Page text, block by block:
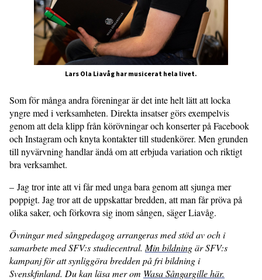
Lars Ola Liavåg har musicerat hela livet.
Som för många andra föreningar är det inte helt lätt att locka
yngre med i verksamheten. Direkta insatser görs exempelvis
genom att dela klipp från körövningar och konserter på Facebook
och Instagram och knyta kontakter till studenkörer. Men grunden
till nyvärvning handlar ändå om att erbjuda variation och riktigt
bra verksamhet.
– Jag tror inte att vi får med unga bara genom att sjunga mer
poppigt. Jag tror att de uppskattar bredden, att man får pröva på
olika saker, och förkovra sig inom sången, säger Liavåg.
Övningar med sångpedagog arrangeras med stöd av och i
samarbete med SFV:s studiecentral. Min bildningär SFV:s
kampanj för att synliggöra bredden på fri bildning i
Svenskfinland. Du kan läsa mer om Wasa Sångargille här.